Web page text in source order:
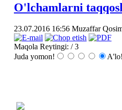
O'lchamlarni
23.07.2016 16:56 Muzaffar
Maqola Reytingi: / 3
Juda yomon!
A'lo!